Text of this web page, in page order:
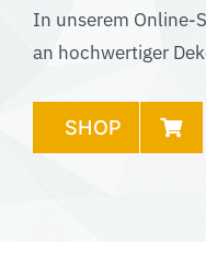
In unserem Online-
an hochwertiger
SHOP